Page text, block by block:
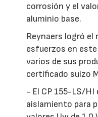
corrosión y el
aluminio base.
Reynaers logró
esfuerzos en
varios de sus
certificado suizo
- El CP 155-LS/
aislamiento para